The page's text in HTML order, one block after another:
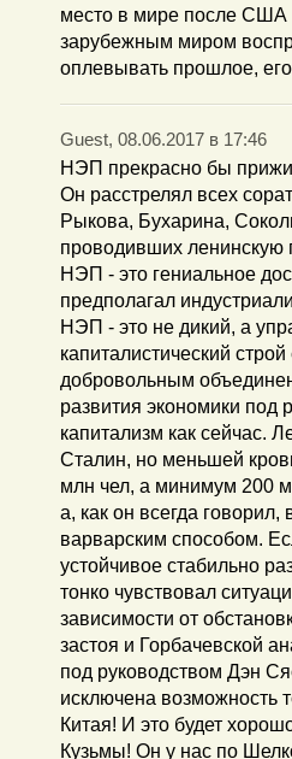
место в мире после США
зарубежным миром
оплевывать прошлое,
Guest, 08.06.2017 в 17:46
НЭП прекрасно бы
Он расстрелял всех
Рыкова, Бухарина,
проводивших ленинскую
НЭП - это гениальное
предполагал
НЭП - это не дикий, а
капиталистический
добровольным
развития экономики под
капитализм как сейчас.
Сталин, но меньшей
млн чел, а минимум 200
а, как он всегда
варварским способом.
устойчивое стабильно
тонко чувствовал
зависимости от
застоя и Горбачевской
под руководством Дэн
исключена возможность
Китая! И это будет
Кузьмы! Он у нас по